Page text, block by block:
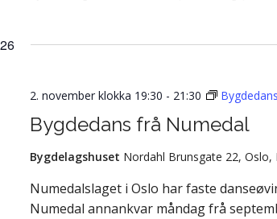
Bygdedans frå Numedal
2. november klokka 19:30 - 21:30
Bygdelagshuset Nordahl Brunsgate 22, Oslo,
Numedalslaget i Oslo har faste
Numedal annankvar måndag frå